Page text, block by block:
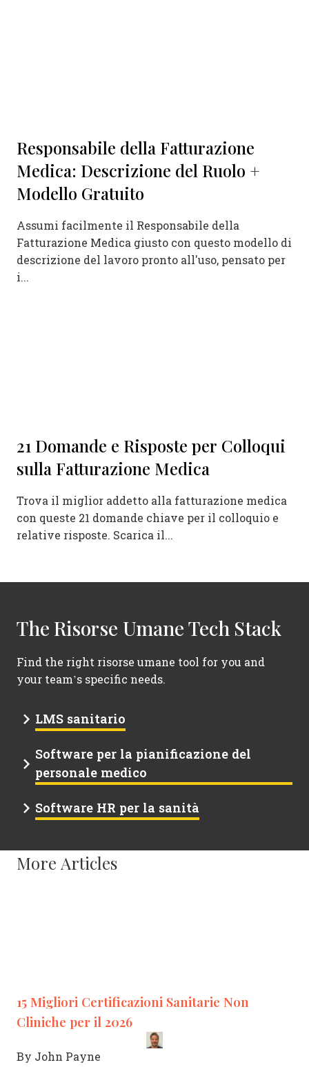
Responsabile della Fatturazione
Medica: Descrizione del Ruolo +
Modello Gratuito
Assumi facilmente il Responsabile della
Fatturazione Medica giusto con questo modello di
descrizione del lavoro pronto all'uso, pensato per
i...
21 Domande e Risposte per Colloqui
sulla Fatturazione Medica
Trova il miglior addetto alla fatturazione medica
con queste 21 domande chiave per il colloquio e
relative risposte. Scarica il...
The Risorse Umane Tech Stack
Find the right risorse umane tool for you and
your team’s specific needs.
LMS sanitario
Software per la pianificazione del
personale medico
Software HR per la sanità
More Articles
15 Migliori Certificazioni Sanitarie Non
Cliniche per il 2026
By John Payne